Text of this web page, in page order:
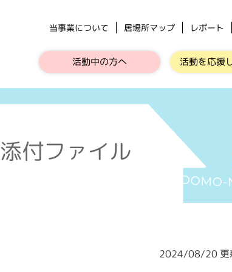
当事業について 居場所マップ レポート
活動中の方へ 活動を応援
添付ファイル
2024/08/20 更